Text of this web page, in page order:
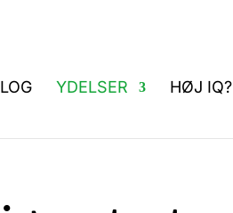
YDELSER HØJ IQ?